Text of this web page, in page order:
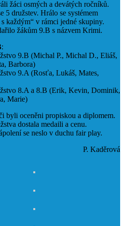
žáci osmých a devátých ročníků.
5 družstev. Hrálo se systémem
každým“ v rámci jedné skupiny.
žákům 9.B s názvem Krimi.
:
9.B (Michal P., Michal D., Eliáš,
Barbora)
9.A (Rosťa, Lukáš, Mates,
8.A a 8.B (Erik, Kevin, Dominik,
Marie)
byli oceněni propiskou a diplomem.
dostala medaili a cenu.
se neslo v duchu fair play.
P. Kaděrová